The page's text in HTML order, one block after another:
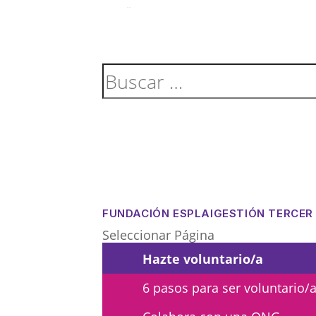
FUNDACIÓN ESPLAIGESTIÓN
Seleccionar Página
Hazte voluntario/a
6 pasos para ser voluntario/a
ACTIVITATS D'ESTIU
CONEIX FUNDESPLAI
La Fundació
L'equip